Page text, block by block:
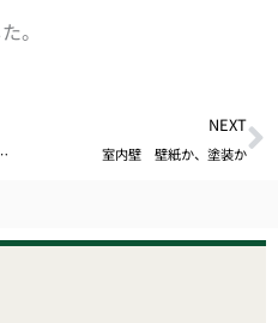
。
ム工事（住宅改修）
NEXT
室内壁 壁紙か、塗装か